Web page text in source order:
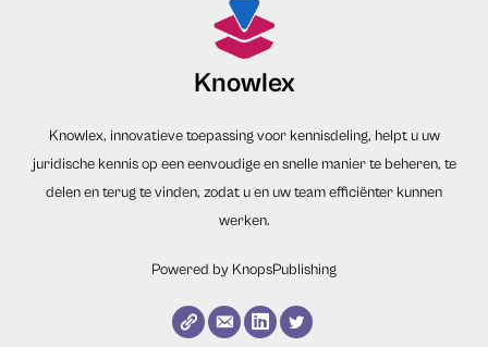
Knowlex
Knowlex, innovatieve toepassing voor kennisdeling, helpt u uw
juridische kennis op een eenvoudige en snelle manier te beheren, te
delen en terug te vinden, zodat u en uw team efficiënter kunnen
werken.
Powered by KnopsPublishing